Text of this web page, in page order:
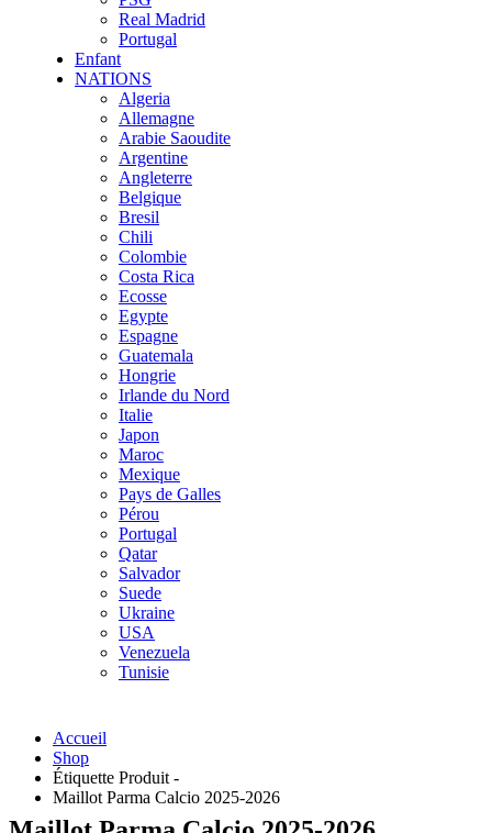
Real Madrid
Portugal
Enfant
NATIONS
Algeria
Allemagne
Arabie Saoudite
Argentine
Angleterre
Belgique
Bresil
Chili
Colombie
Costa Rica
Ecosse
Egypte
Espagne
Guatemala
Hongrie
Irlande du Nord
Italie
Japon
Maroc
Mexique
Pays de Galles
Pérou
Portugal
Qatar
Salvador
Suede
Ukraine
USA
Venezuela
Tunisie
Accueil
Shop
Étiquette Produit -
Maillot Parma Calcio 2025-2026